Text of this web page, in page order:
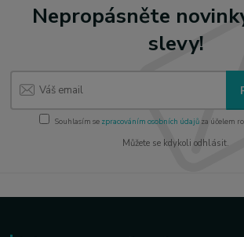
Nepropásněte
slevy!
Souhlasím se zpracováním osobních údajůza účelem
Můžete se kdykoli odhlásit.